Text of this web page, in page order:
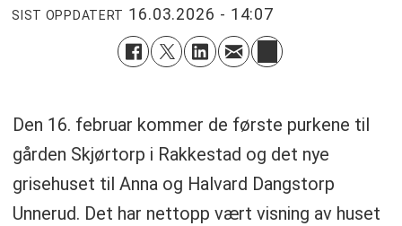
SIST OPPDATERT 16.03.2026 - 14:07
Den 16. februar kommer de første purkene til
gården Skjørtorp i Rakkestad og det nye
grisehuset til Anna og Halvard Dangstorp
Unnerud. Det har nettopp vært visning av huset